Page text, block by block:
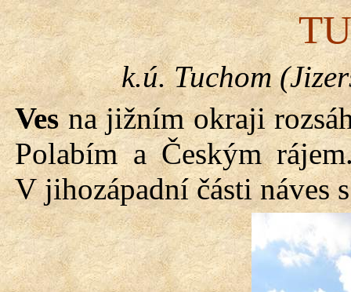
k.ú. Tuchom
Vesna jižním okraji
Polabím a Českým
V jihozápadní části náves